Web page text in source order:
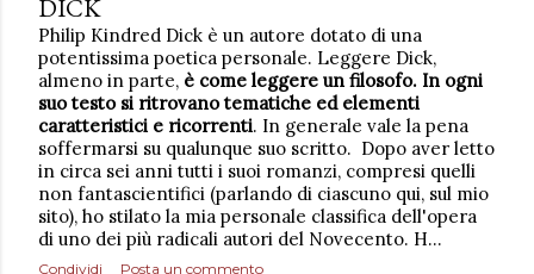
DICK
Philip Kindred Dick è un autore dotato di una
potentissima poetica personale. Leggere Dick,
almeno in parte, è come leggere un filosofo. In ogni
suo testo si ritrovano tematiche ed elementi
caratteristici e ricorrenti. In generale vale la pena
soffermarsi su qualunque suo scritto. Dopo aver letto
in circa sei anni tutti i suoi romanzi, compresi quelli
non fantascientifici (parlando di ciascuno qui, sul mio
sito), ho stilato la mia personale classifica dell'opera
di uno dei più radicali autori del Novecento. H…
Condividi Posta un commento